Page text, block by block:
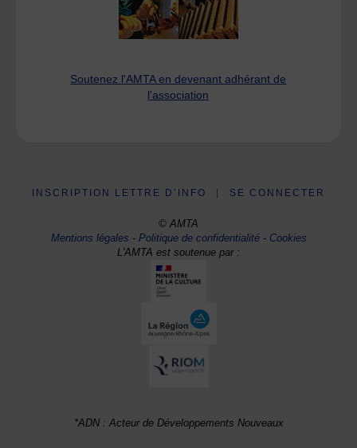
Soutenez l'AMTA en devenant adhérant de
l'association
INSCRIPTION LETTRE D’INFO SE CONNECTER
© AMTA
Mentions légales -Politique de confidentialité- Cookies
L'AMTA est soutenue par :
*ADN : Acteur de Développements Nouveaux